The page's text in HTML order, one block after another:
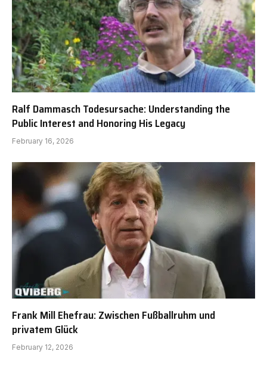
Ralf Dammasch Todesursache: Understanding the
Public Interest and Honoring His Legacy
February 16, 2026
Frank Mill Ehefrau: Zwischen Fußballruhm und
privatem Glück
February 12, 2026